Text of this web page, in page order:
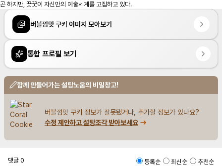
곤 하지만, 꿋꿋이 자신만의 예술세계를 고집하고 있다.
버블껌맛 쿠키 이미지 모아보기
통합 프로필 보기
함께 만들어가는 설탕노움의 비밀창고!
버블껌맛 쿠키 정보가 잘못됐거나, 추가할 정보가 있나요?
수정 제안하고 설탕조각 받아보세요
댓글 0 등록순 최신순 추천순